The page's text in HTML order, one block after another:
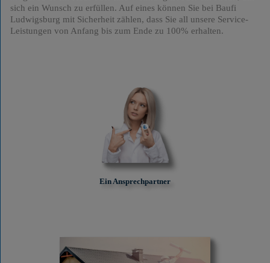
sich ein Wunsch zu erfüllen. Auf eines können Sie bei Baufi
Ludwigsburg mit Sicherheit zählen, dass Sie all unsere Service-
Leistungen von Anfang bis zum Ende zu 100% erhalten.
Ein Ansprechpartner